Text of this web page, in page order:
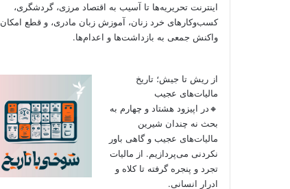
اینترنت تحریریه‌ها تا آسیب به اقتصاد مرزی، گردشگری،
کسب‌وکارهای خرد زنان، آموزش زبان مادری، و قطع امکان
واکنش جمعی به بازداشت‌ها و اعدام‌ها.
از ریش تا جیش؛ تاریخ
مالیات‌های عجیب
🔸در اپیزود هشتاد و چهارم به
بحث نه چندان شیرین
مالیات‌های عجیب و گاهی باور
نکردنی‌ می‌پردازیم. از مالیات
تجرد و پنجره گرفته تا کلاه و
ادرار انسانی.